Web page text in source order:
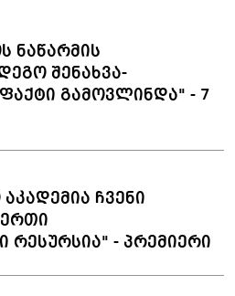
ნაწარმის
შენახვა-
გამოვლინდა" - 7
ჩვენი
ერთი
რესურსია" - პრემიერი